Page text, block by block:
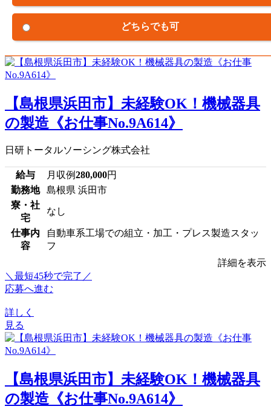
どちらでも可
【島根県浜田市】未経験OK！機械器具
の製造《お仕事No.9A614》
日研トータルソーシング株式会社
給与 月収例280,000円
勤務地
島根県 浜田市
寮・社
宅
なし
仕事内
容
自動車系工場での組立・加工・プレス製造スタッ
フ
詳細を表示
＼最短45秒で完了／
応募へ進む
詳しく
見る
【島根県浜田市】未経験OK！機械器具
の製造《お仕事No.9A614》